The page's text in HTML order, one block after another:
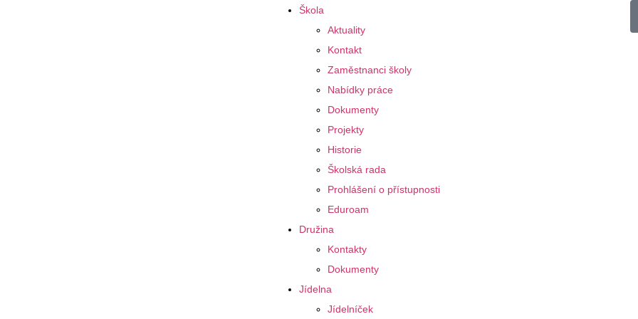
Škola
Aktuality
Kontakt
Zaměstnanci školy
Nabídky práce
Dokumenty
Projekty
Historie
Školská rada
Prohlášení o přístupnosti
Eduroam
Družina
Kontakty
Dokumenty
Jídelna
Jídelníček